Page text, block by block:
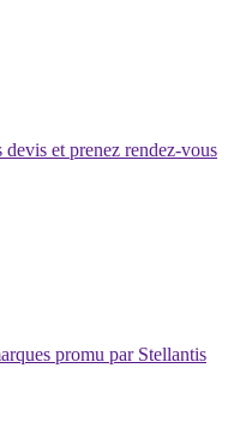
devis et prenez rendez-vous
promu par Stellantis